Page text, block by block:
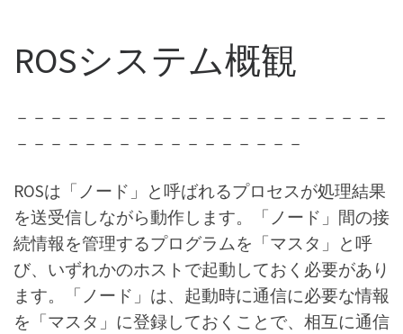
ROSシステム概観
－－－－－－－－－－－－－－－－－－－－－－
－－－－－－－－－－－－－－－－－
ROSは「ノード」と呼ばれるプロセスが処理結果
を送受信しながら動作します。「ノード」間の接
続情報を管理するプログラムを「マスタ」と呼
び、いずれかのホストで起動しておく必要があり
ます。「ノード」は、起動時に通信に必要な情報
を「マスタ」に登録しておくことで、相互に通信